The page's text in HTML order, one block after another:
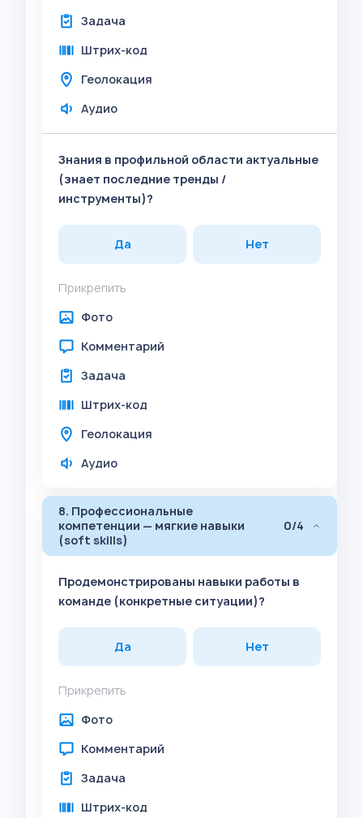
Задача
Штрих-код
Геолокация
Аудио
Знания в профильной области актуальные
(знает последние тренды /
инструменты)?
Да Нет
Прикрепить
Фото
Комментарий
Задача
Штрих-код
Геолокация
Аудио
8. Профессиональные
компетенции — мягкие навыки
(soft skills)
0/4
Продемонстрированы навыки работы в
команде (конкретные ситуации)?
Да Нет
Прикрепить
Фото
Комментарий
Задача
Штрих-код